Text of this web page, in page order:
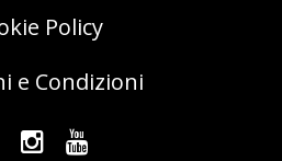
Policy
e Condizioni